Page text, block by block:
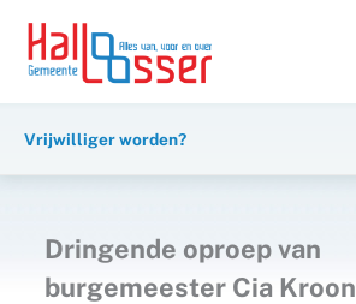
inhoud
naar
Vrijwilliger worden?
Dringende oproep van
burgemeester Cia Kroon